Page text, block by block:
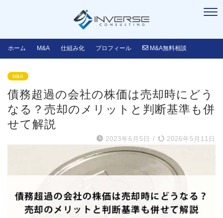
ホーム M&A 仕組み化 プロフィール M&A無料相談
M&A
債務超過の会社の株価は売却時にどう
なる？売却のメリットと判断基準も併
せて解説
2023年6月5日 / 2026年5月11日